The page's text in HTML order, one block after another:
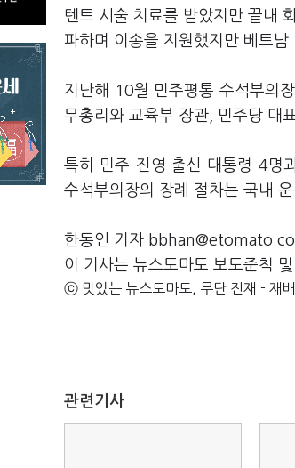
텐트 시술 치료를 받았지만 끝내
파하며 이송을 지원했지만 베트
지난해 10월 민주평통 수석부의
무총리와 교육부 장관, 민주당 대
특히 민주 진영 출신 대통령 4명
수석부의장의 장례 절차는 국내
한동인 기자
이 기사는 뉴스토마토 보도준칙
ⓒ 맛있는 뉴스토마토, 무단 전재 - 재배
관련기사